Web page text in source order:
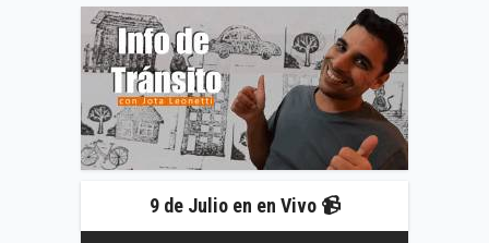
9 de Julio en en Vivo 📹